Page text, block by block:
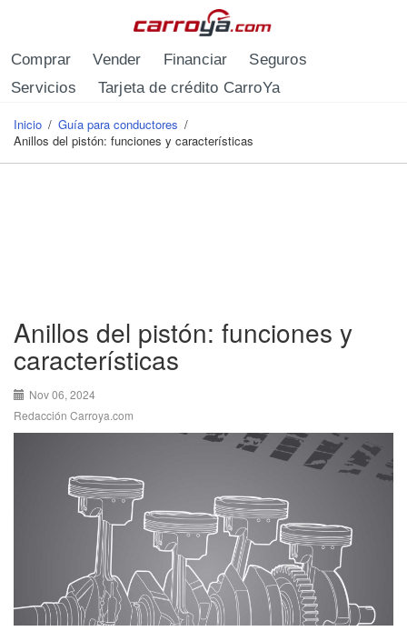
Comprar Vender Financiar
Seguros
Servicios
Tarjeta de crédito CarroYa
Se encuentra usted aquí
Inicio / Guía para conductores /
Anillos del pistón: funciones y características
Anillos del pistón: funciones y
características
Nov 06, 2024
Redacción Carroya.com